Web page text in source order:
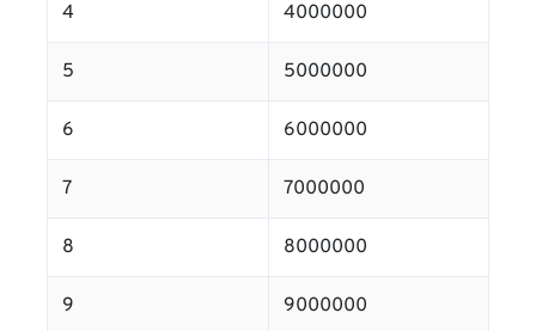
4 4000000
5 5000000
6 6000000
7 7000000
8 8000000
9 9000000